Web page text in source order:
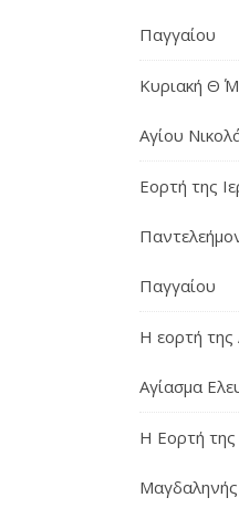
Παγγαίου
Κυριακή Θ΄
Αγίου
Εορτή της
Παγγαίου
Η εορτή της
Αγίασμα
H Εορτή